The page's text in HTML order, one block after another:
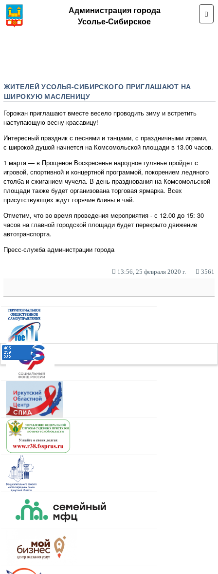
Администрация города
Усолье-Сибирское
ЖИТЕЛЕЙ УСОЛЬЯ-СИБИРСКОГО ПРИГЛАШАЮТ НА
ШИРОКУЮ МАСЛЕНИЦУ
Горожан приглашают вместе весело проводить зиму и встретить
наступающую весну-красавицу!
Интересный праздник с песнями и танцами, с праздничными играми,
с широкой душой начнется на Комсомольской площади в 13.00 часов.
1 марта — в Прощеное Воскресенье народное гулянье пройдет с
игровой, спортивной и концертной программой, покорением ледяного
столба и сжиганием чучела. В день празднования на Комсомольской
площади также будет организована торговая ярмарка. Всех
присутствующих ждут горячие блины и чай.
Отметим, что во время проведения мероприятия - с 12.00 до 15: 30
часов на главной городской площади будет перекрыто движение
автотранспорта.
Пресс-служба администрации города
13:56, 25 февраля 2020 г. 3561